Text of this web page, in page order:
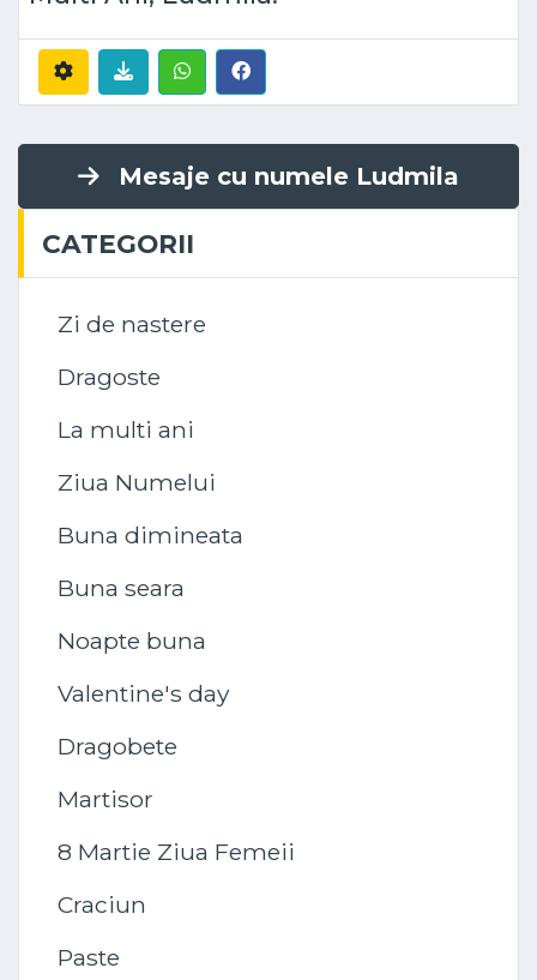
Mesaje cu numele Ludmila
CATEGORII
Zi de nastere
Dragoste
La multi ani
Ziua Numelui
Buna dimineata
Buna seara
Noapte buna
Valentine's day
Dragobete
Martisor
8 Martie Ziua Femeii
Craciun
Paste